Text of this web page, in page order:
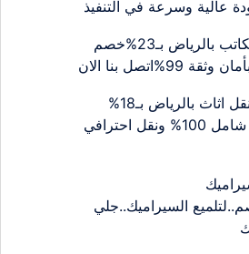
عالية وسرعة في التنفيذ
شركة تنظيف مكاتب بالرياض بـ23%خصم
بنا الان
شركة تنظيف ونقل اثاث بالرياض بـ18%
لخدمات تنظيف شامل 100% ونقل احترافي
السيراميك..جلي